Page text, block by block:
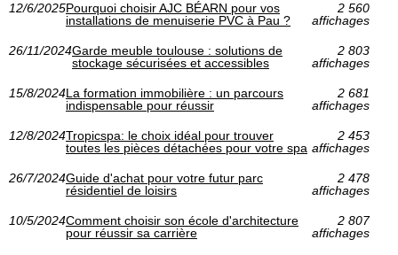
12/6/2025Pourquoi choisir AJC BÉARN pour vos
installations de menuiserie PVC à Pau ?
2 560
affichages
26/11/2024Garde meuble toulouse : solutions de
stockage sécurisées et accessibles
2 803
affichages
15/8/2024La formation immobilière : un parcours
indispensable pour réussir
2 681
affichages
12/8/2024Tropicspa: le choix idéal pour trouver
toutes les pièces détachées pour votre spa
2 453
affichages
26/7/2024Guide d'achat pour votre futur parc
résidentiel de loisirs
2 478
affichages
10/5/2024Comment choisir son école d'architecture
pour réussir sa carrière
2 807
affichages